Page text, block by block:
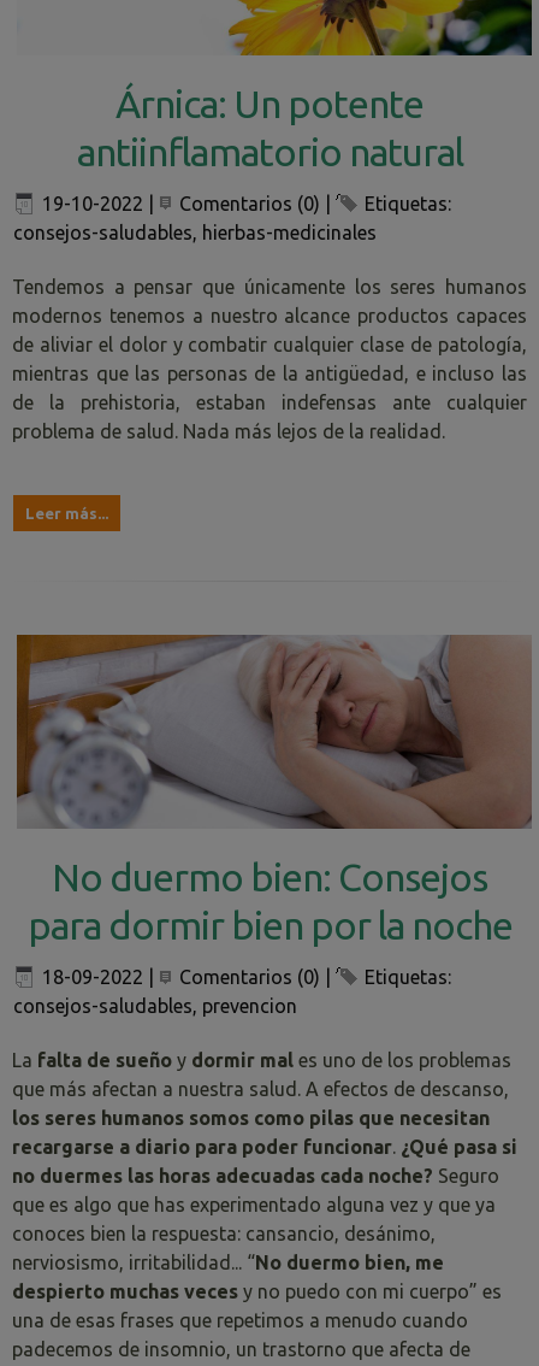
Árnica: Un potente
antiinflamatorio natural
19-10-2022 Comentarios (0)
Etiquetas:
consejos-saludables, hierbas-medicinales
Tendemos a pensar que únicamente los seres humanos
modernos tenemos a nuestro alcance productos capaces
de aliviar el dolor y combatir cualquier clase de patología,
mientras que las personas de la antigüedad, e incluso las
de la prehistoria, estaban indefensas ante cualquier
problema de salud. Nada más lejos de la realidad.
Leer más...
No duermo bien: Consejos
para dormir bien por la noche
18-09-2022 Comentarios (0)
Etiquetas:
consejos-saludables, prevencion
La falta de sueño y dormir mal es uno de los problemas
que más afectan a nuestra salud. A efectos de descanso,
los seres humanos somos como pilas que necesitan
recargarse a diario para poder funcionar. ¿Qué pasa si
no duermes las horas adecuadas cada noche? Seguro
que es algo que has experimentado alguna vez y que ya
conoces bien la respuesta: cansancio, desánimo,
nerviosismo, irritabilidad... “No duermo bien, me
despierto muchas veces y no puedo con mi cuerpo” es
una de esas frases que repetimos a menudo cuando
padecemos de insomnio, un trastorno que afecta de